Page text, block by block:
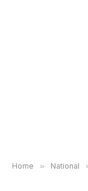
Home » National